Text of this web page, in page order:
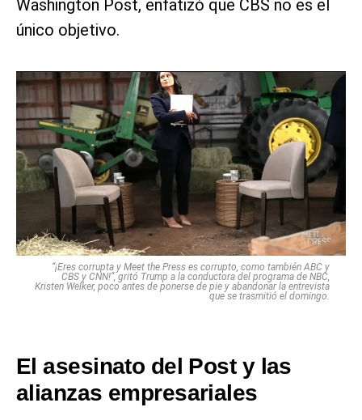
Washington Post, enfatizó que CBS no es el
único objetivo.
“¡Eres corrupta y Meet the Press es corrupto, como también ABC y
CBS y CNN!”, gritó Trump a la conductora del programa de NBC,
Kristen Welker, poco antes de ponerse de pie y abandonar la entrevista
que se trasmitió el domingo.
El asesinato del Post y las
alianzas empresariales